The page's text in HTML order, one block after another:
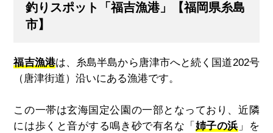
釣りスポット「福吉漁港」【福岡県糸島
市】
福吉漁港は、糸島半島から唐津市へと続く国道202号
（唐津街道）沿いにある漁港です。
この一帯は玄海国定公園の一部となっており、近隣
には歩くと音がする鳴き砂で有名な「 姉子の浜 」を